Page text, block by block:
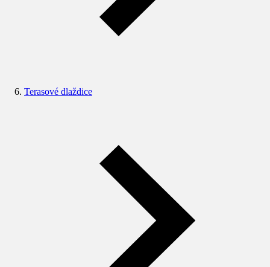
Terasové dlaždice